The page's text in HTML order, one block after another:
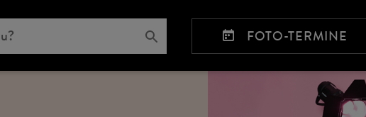
FOTO-TERMINE